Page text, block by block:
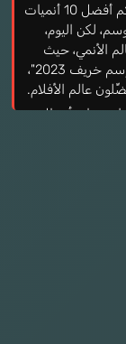
في مقالتنا السابقة، استمتعنا بمشاركة معكم أفضل 10 أنميات
لكن اليوم،
الأنمي، حيث
سنستعرض لكم "أفضل 10 أفلام أنمي لموسم خريف 2023"،
عالم الأفلام.
بأعمال